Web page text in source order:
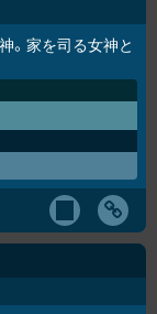
。家を司る女神と